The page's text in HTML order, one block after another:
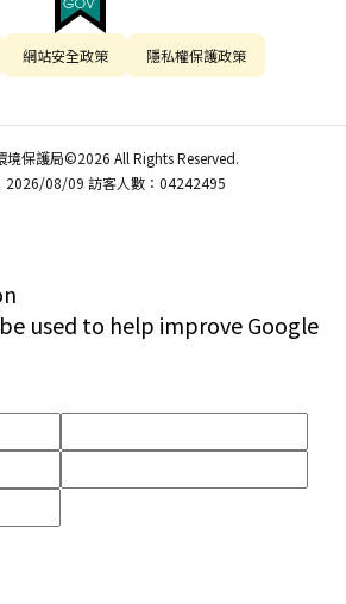
網站安全政策 隱私權保護政策
境保護局©2026 All Rights Reserved.
2026/08/09 訪客人數：04242495
used to help improve Google